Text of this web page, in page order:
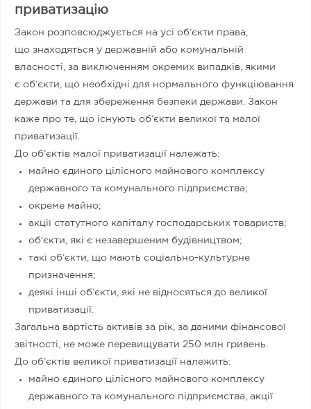
приватизацію
Закон розповсюджується на усі об’єкти права,
що знаходяться у державній або комунальній
власності, за виключенням окремих випадків, якими
є об’єкти, що необхідні для нормального функціювання
держави та для збереження безпеки держави. Закон
каже про те, що існують об’єкти великої та малої
приватизації.
До об’єктів малої приватизації належать:
майно єдиного цілісного майнового комплексу
державного та комунального підприємства;
окреме майно;
акції статутного капіталу господарських товариств;
об’єкти, які є незавершеним будівництвом;
такі об’єкти, що мають соціально-культурне
призначення;
деякі інші об’єкти, які не відносяться до великої
приватизації.
Загальна вартість активів за рік, за даними фінансової
звітності, не може перевищувати 250 млн гривень.
До об’єктів великої приватизації належить:
майно єдиного цілісного майнового комплексу
державного та комунального підприємства, акції